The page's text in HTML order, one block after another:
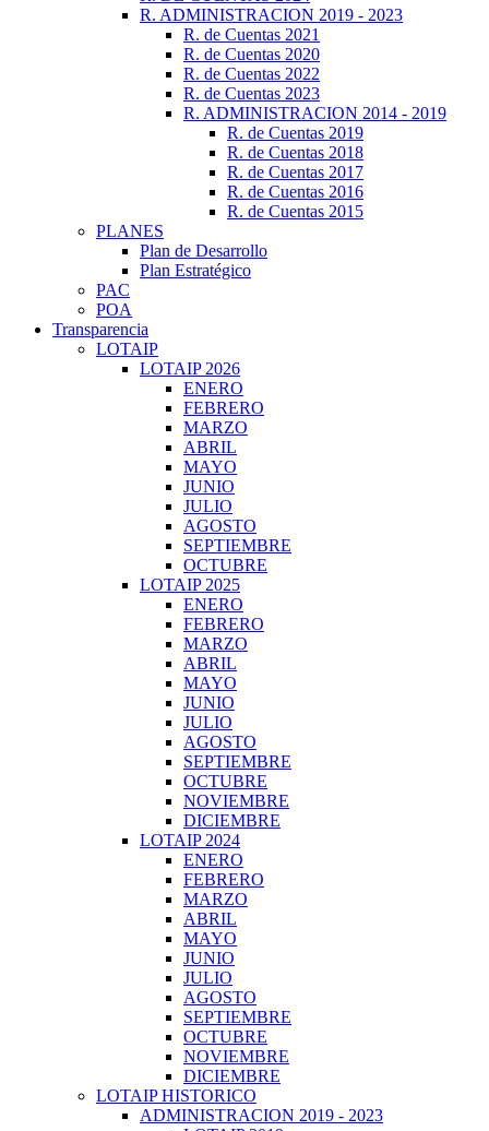
R. ADMINISTRACION 2019 - 2023
R. de Cuentas 2021
R. de Cuentas 2020
R. de Cuentas 2022
R. de Cuentas 2023
R. ADMINISTRACION 2014 - 2019
R. de Cuentas 2019
R. de Cuentas 2018
R. de Cuentas 2017
R. de Cuentas 2016
R. de Cuentas 2015
PLANES
Plan de Desarrollo
Plan Estratégico
PAC
POA
Transparencia
LOTAIP
LOTAIP 2026
ENERO
FEBRERO
MARZO
ABRIL
MAYO
JUNIO
JULIO
AGOSTO
SEPTIEMBRE
OCTUBRE
LOTAIP 2025
ENERO
FEBRERO
MARZO
ABRIL
MAYO
JUNIO
JULIO
AGOSTO
SEPTIEMBRE
OCTUBRE
NOVIEMBRE
DICIEMBRE
LOTAIP 2024
ENERO
FEBRERO
MARZO
ABRIL
MAYO
JUNIO
JULIO
AGOSTO
SEPTIEMBRE
OCTUBRE
NOVIEMBRE
DICIEMBRE
LOTAIP HISTORICO
ADMINISTRACION 2019 - 2023